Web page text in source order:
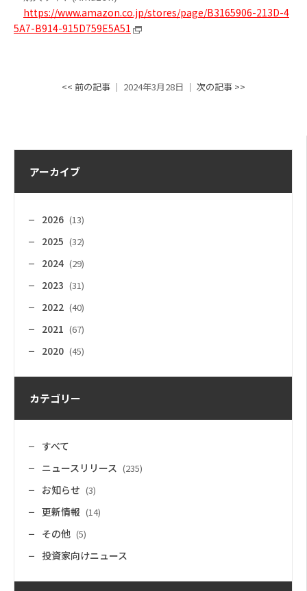
アーカイブ
2026 (13)
2025 (32)
2024 (29)
2023 (31)
2022 (40)
2021 (67)
2020 (45)
カテゴリー
すべて
ニュースリリース (235)
お知らせ (3)
更新情報 (14)
その他 (5)
投資家向けニュース
https://www.amazon.co.jp/stores/page/B3165906-213D-4
5A7-B914-915D759E5A51
<< 前の記事 │ 2024年3月28日 │ 次の記事 >>